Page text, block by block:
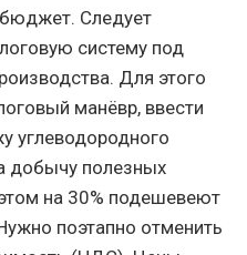
Следует
систему под
Для этого
манёвр, ввести
углеводородного
добычу полезных
на 30% подешевеют
поэтапно отменить